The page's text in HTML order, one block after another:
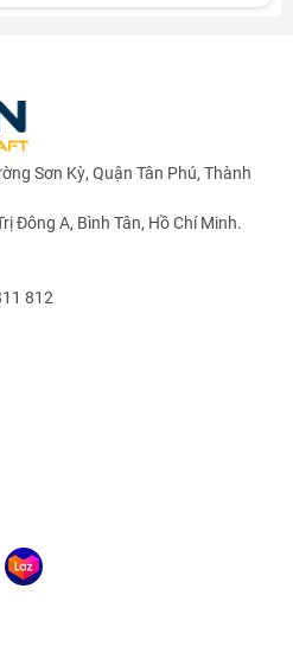
đào tạo, nghiên cứutrong
dung
±0.01 mm
Sơn Kỳ, Quận Tân Phú, Thành
Đông A, Bình Tân, Hồ Chí Minh.
812